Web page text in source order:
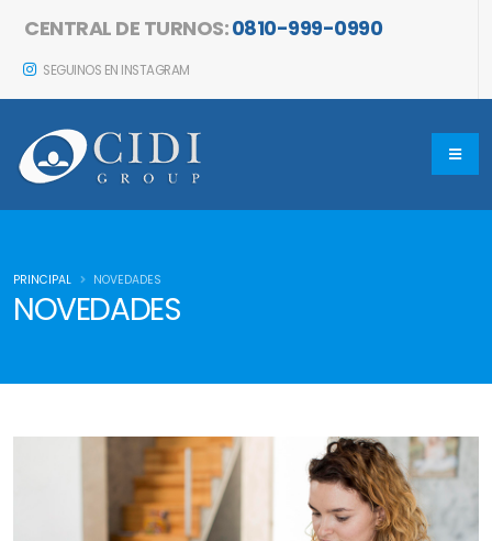
CENTRAL DE TURNOS:0810-999-0990
SEGUINOS EN INSTAGRAM
NOVEDADES
PRINCIPAL NOVEDADES